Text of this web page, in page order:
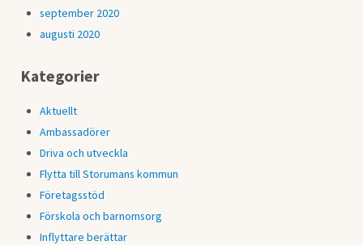
september 2020
augusti 2020
Kategorier
Aktuellt
Ambassadörer
Driva och utveckla
Flytta till Storumans kommun
Företagsstöd
Förskola och barnomsorg
Inflyttare berättar